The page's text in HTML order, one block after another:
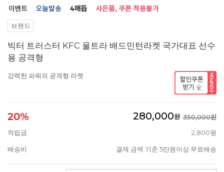
브랜드
빅터 트러스터 KFC 울트라 배드민턴라켓 국가대표 선수
용 공격형
강력한 파워의 공격형 라켓
20% 280,000원 350,000원
적립금
2,800원
배송비 결제 금액 기준 5만원이상 무료배송